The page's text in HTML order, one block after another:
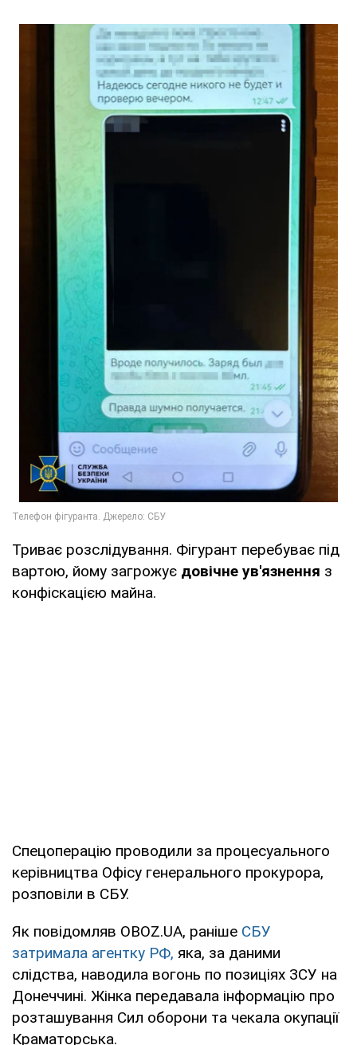
Триває розслідування. Фігурант перебуває під
вартою, йому загрожує довічне ув'язнення з
конфіскацією майна.
Спецоперацію проводили за процесуального
керівництва Офісу генерального прокурора,
розповіли в СБУ.
Як повідомляв OBOZ.UA, раніше СБУ
затримала агентку РФ, яка, за даними
слідства, наводила вогонь по позиціях ЗСУ на
Донеччині. Жінка передавала інформацію про
розташування Сил оборони та чекала окупації
Краматорська.